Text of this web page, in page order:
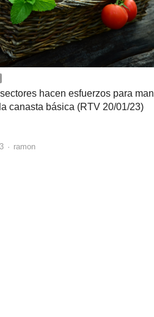
hacen esfuerzos para
canasta básica (RTV 20/01/23)
Author
ramon